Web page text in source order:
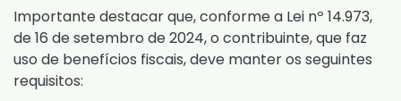
Importante destacar que, conforme a Lei nº 14.973,
de 16 de setembro de 2024, o contribuinte, que faz
uso de benefícios fiscais, deve manter os seguintes
requisitos: